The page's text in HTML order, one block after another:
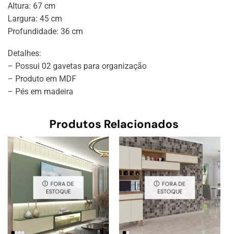
Altura: 67 cm
Largura: 45 cm
Profundidade: 36 cm
Detalhes:
– Possui 02 gavetas para organização
– Produto em MDF
– Pés em madeira
Produtos Relacionados
FORA DE
ESTOQUE
FORA DE
ESTOQUE